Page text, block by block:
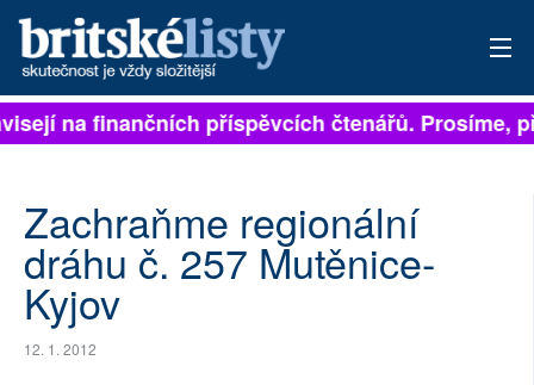
PŘIHLÁSIT
ARCHIV
ROZHOVORY
TÉMATA
na finančních příspěvcích čtenářů. Prosíme,
Zachraňme regionální
dráhu č. 257 Mutěnice-
Kyjov
12. 1. 2012